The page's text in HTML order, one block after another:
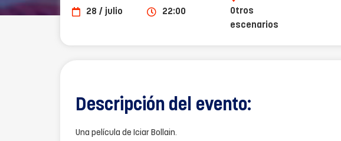
28 / julio 22:00
Otros
escenarios
Descripción del evento:
Una película de Iciar Bollain.